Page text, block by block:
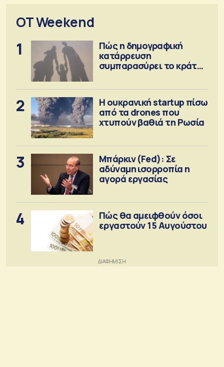
OT Weekend
1
Πώς η δημογραφική
κατάρρευση
συμπαρασύρει το κράτος
2
Η ουκρανική startup πίσω
από τα drones που
χτυπούν βαθιά τη Ρωσία
3
Μπάρκιν (Fed): Σε
αδύναμη ισορροπία η
αγορά εργασίας
4
Πώς θα αμειφθούν όσοι
εργαστούν 15 Αυγούστου